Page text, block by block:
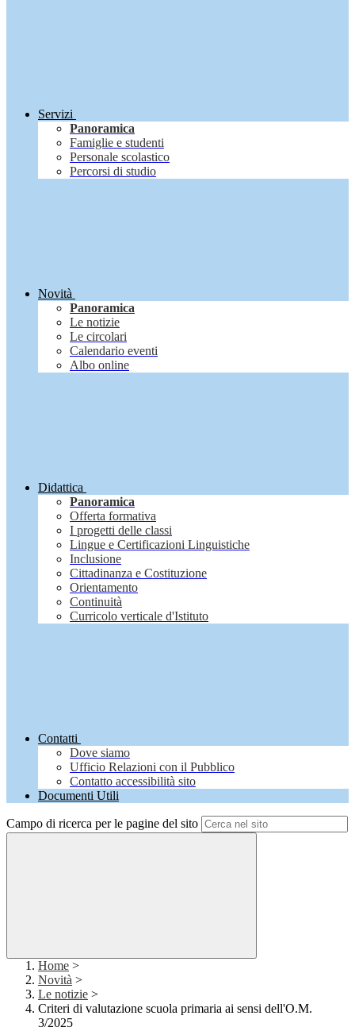
Servizi
Panoramica
Famiglie e studenti
Personale scolastico
Percorsi di studio
Novità
Panoramica
Le notizie
Le circolari
Calendario eventi
Albo online
Didattica
Panoramica
Offerta formativa
I progetti delle classi
Lingue e Certificazioni Linguistiche
Inclusione
Cittadinanza e Costituzione
Orientamento
Continuità
Curricolo verticale d'Istituto
Contatti
Dove siamo
Ufficio Relazioni con il Pubblico
Contatto accessibilità sito
Documenti Utili
Campo di ricerca per le pagine del sito
Home >
Novità >
Le notizie >
Criteri di valutazione scuola primaria ai sensi dell'O.M.
3/2025